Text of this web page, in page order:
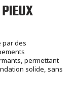
par des
permettant
solide, sans